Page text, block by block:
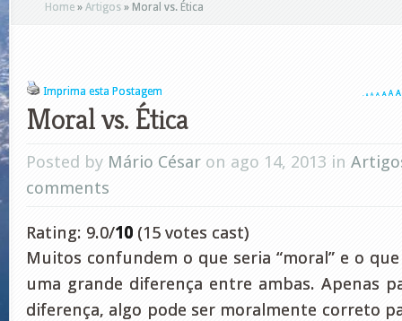
Home » Artigos » Moral vs. Ética
Imprima esta Postagem A A A A A A A
Moral vs. Ética
Posted by Mário César on ago 14, 2013 in
comments
Rating: 9.0/10 (15 votes cast)
Muitos confundem o que seria “moral” e o que
uma grande diferença entre ambas. Apenas
diferença, algo pode ser moralmente correto